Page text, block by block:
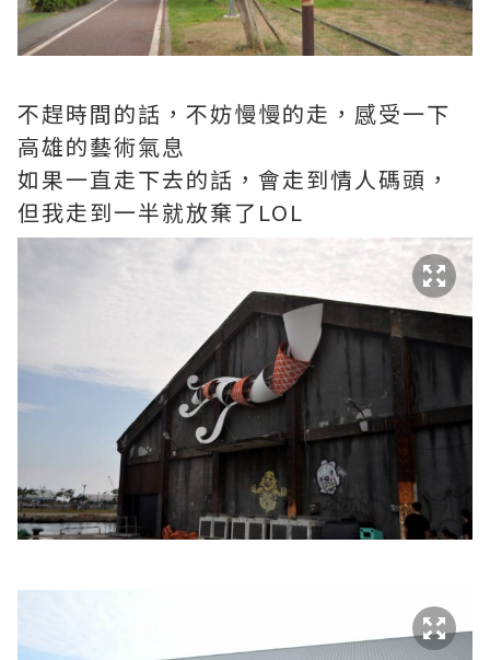
不趕時間的話，不妨慢慢的走，感受一下
高雄的藝術氣息
如果一直走下去的話，會走到情人碼頭，
但我走到一半就放棄了LOL